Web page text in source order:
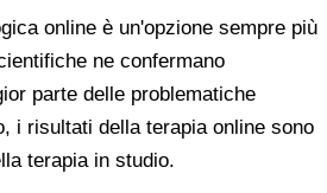
online è un'opzione sempre più
ne confermano
parte delle problematiche
i risultati della terapia online sono
terapia in studio.